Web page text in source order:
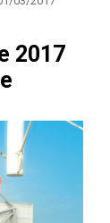
2017